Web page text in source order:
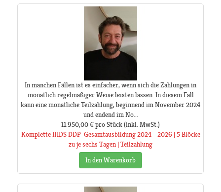
In manchen Fällen ist es einfacher, wenn sich die Zahlungen in
monatlich regelmäßiger Weise leisten lassen. In diesem Fall
kann eine monatliche Teilzahlung, beginnend im November 2024
und endend im No...
11.950,00 €pro Stück(inkl. MwSt.)
Komplette IHDS DDP-Gesamtausbildung 2024 - 2026 | 5 Blöcke
zu je sechs Tagen | Teilzahlung
In den Warenkorb